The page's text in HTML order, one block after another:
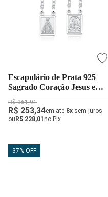
Escapulário de Prata 925
Sagrado Coração Jesus e
Nossa Senhora
R$ 361,91
R$ 253,34em até 8x sem juros
ou R$ 228,01 no Pix
37% OFF